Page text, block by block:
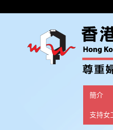
簡介
支持女